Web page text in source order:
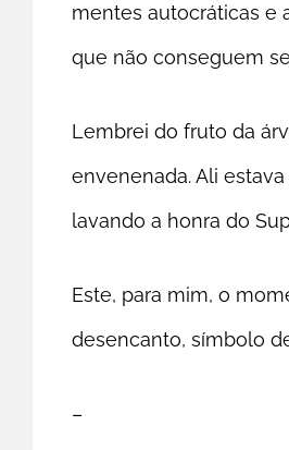
mentes autocráticas e
que não conseguem
Lembrei do fruto da
envenenada. Ali
lavando a honra do
Este, para mim, o
desencanto, símbolo
–